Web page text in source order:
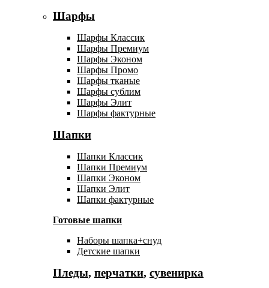
Шарфы
Шарфы Классик
Шарфы Премиум
Шарфы Эконом
Шарфы Промо
Шарфы тканые
Шарфы сублим
Шарфы Элит
Шарфы фактурные
Шапки
Шапки Классик
Шапки Премиум
Шапки Эконом
Шапки Элит
Шапки фактурные
Готовые шапки
Наборы шапка+снуд
Детские шапки
Пледы, перчатки, сувенирка